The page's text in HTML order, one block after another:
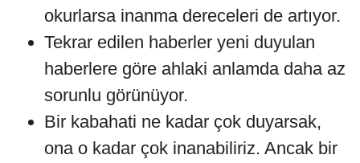
okurlarsa inanma dereceleri de artıyor.
Tekrar edilen haberler yeni duyulan
haberlere göre ahlaki anlamda daha az
sorunlu görünüyor.
Bir kabahati ne kadar çok duyarsak,
ona o kadar çok inanabiliriz. Ancak bir